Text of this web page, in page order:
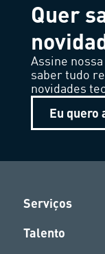
Quer
Assine
saber tudo
novidades
Eu quero
Serviços
Talento